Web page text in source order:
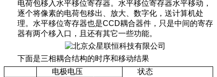
电荷包移入水平移位寄存器。水平移位寄存器水平移动，
逐个将像素的电荷包移出、放大、数字化，送计算机处
理。水平移位寄存器也是CCD耦合器件，只是中间的寄存
器有两个移入口，且还有其它一些功能。
下面是三相耦合结构的时序和移动结果
电极电压
状态